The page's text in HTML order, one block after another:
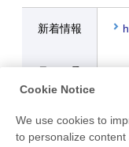
新着情報
ニュース
リリース
※RSSとは、ウェブ
Cookie Notice
We use cookies to
to personalize